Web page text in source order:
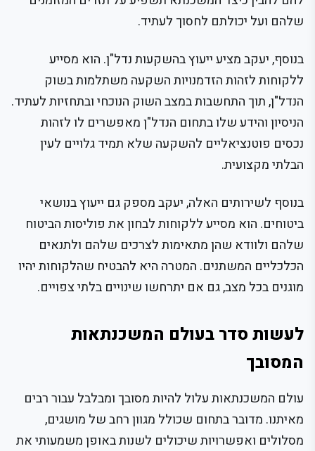
שלהם ועל יכולתם לחסוך לעתיד.
בנוסף, יעקב מציע ייעוץ בהשקעות נדל"ן. הוא מסייע
ללקוחות לזהות הזדמנויות השקעה משתלמות בשוק
הנדל"ן, תוך התחשבות במצב השוק הנוכחי ובתחזיות לעתיד.
הניסיון והידע שלו בתחום הנדל"ן מאפשרים לו לזהות
נכסים פוטנציאליים להשקעה שלא תמיד גלויים לעין
הבלתי מקצועית.
בנוסף לשירותים האלה, יעקב מספק גם ייעוץ בנושאי
ביטוחים. הוא מסייע ללקוחות לבחון את פוליסות הביטוח
שלהם ולוודא שהן מתאימות לצרכים שלהם ולתנאים
הכלכליים המשתנים. המטרה היא להבטיח שהלקוחות יהיו
מוגנים בכל מצב, גם אם יתרחשו שינויים בלתי צפויים.
לעשות סדר בעולם המשכנתאות
המסובך
עולם המשכנתאות עלול להיות מסובך ומבלבל עבור רבים
מאיתנו. מדובר בתחום שכולל מגוון רחב של מושגים,
מסלולים ואפשרויות שיכולים לשנות באופן משמעותי את